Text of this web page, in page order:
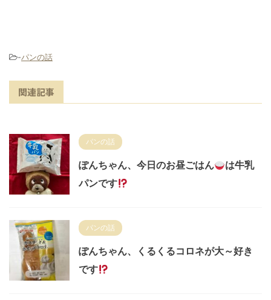
-パンの話
関連記事
パンの話
ぽんちゃん、今日のお昼ごはん
は牛乳
パンです
パンの話
ぽんちゃん、くるくるコロネが大～好き
です